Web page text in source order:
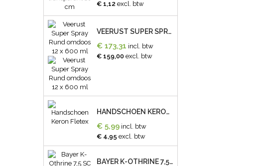
€ 1,12 excl. btw
VEERUST SUPER SPRAY RUND OMDOOS 12 X 600 ML
€ 173,31 incl. btw
€ 159,00 excl. btw
HANDSCHOEN KERON FLETEX
€ 5,99 incl. btw
€ 4,95 excl. btw
BAYER K-OTHRINE 7,5 SC STALSPUITMIDDEL